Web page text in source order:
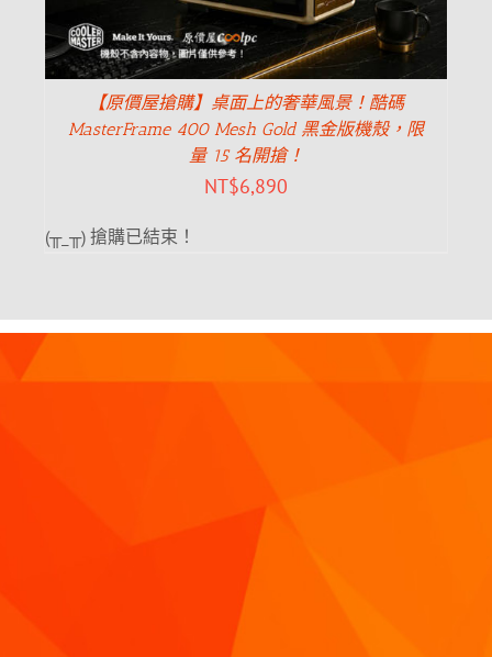
【原價屋搶購】桌面上的奢華風景！酷碼
MasterFrame 400 Mesh Gold 黑金版機殼，限
量 15 名開搶！
NT$6,890
(╥_╥) 搶購已結束！